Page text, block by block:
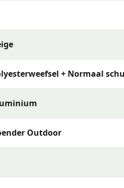
die perfekte Balance
in Top-Zustand:
+ Normaal
Outdoor